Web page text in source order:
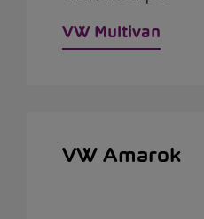
VW Multivan
VW Amarok